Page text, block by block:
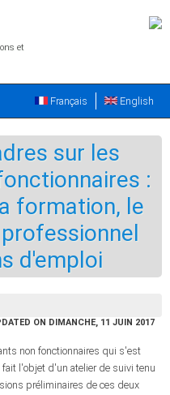
et
English
Français
sur les
:
formation, le
d'emploi
ON DIMANCHE, 11 JUIN 2017
non fonctionnaires qui s'est
fait l'objet d'un atelier de suivi tenu
préliminaires de ces deux